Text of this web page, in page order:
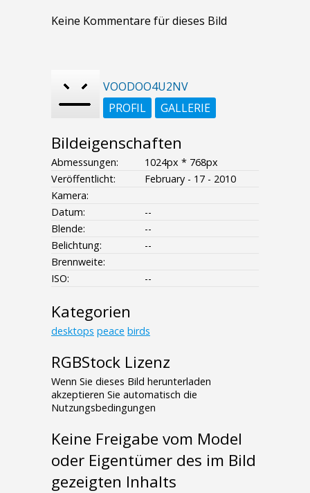
Keine Kommentare für dieses Bild
VOODOO4U2NV
PROFIL
GALLERIE
Bildeigenschaften
Abmessungen:
1024px * 768px
Veröffentlicht:
February - 17 - 2010
Kamera:
Datum:
--
Blende:
--
Belichtung:
--
Brennweite:
ISO:
--
Kategorien
desktops peace birds
RGBStock Lizenz
Wenn Sie dieses Bild herunterladen
akzeptieren Sie automatisch die
Nutzungsbedingungen
Keine Freigabe vom Model
oder Eigentümer des im Bild
gezeigten Inhalts